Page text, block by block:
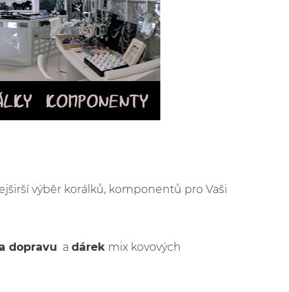
výběr korálků, komponentů pro Vaši
dopravu a dárek mix kovových